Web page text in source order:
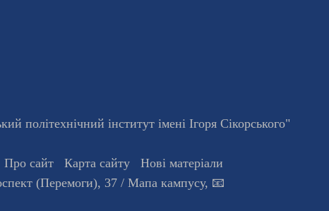
політехнічний інститут імені Ігоря Сікорського"
Про сайт Карта сайту
Нові матеріали
(Перемоги), 37 / Мапа кампусу, 📧